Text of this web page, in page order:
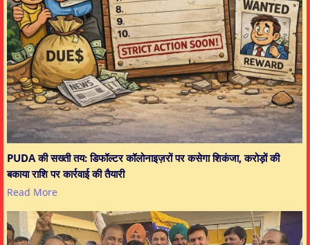
PUDA की सख्ती तय: डिफॉल्टर कॉलोनाइज़रों पर कसेगा शिकंजा, करोड़ों की
बकाया राशि पर कार्रवाई की तैयारी
Read More